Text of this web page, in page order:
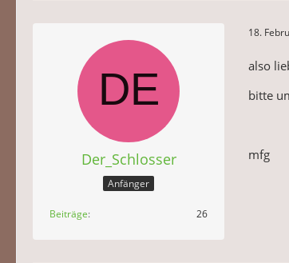
Der_Schlosser
Anfänger
Beiträge 26
18.
also
bitte
mfg